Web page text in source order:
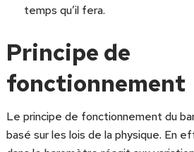
temps qu’il fera.
Principe de
fonctionnement
Le principe de fonctionnement du
basé sur les lois de la physique. En